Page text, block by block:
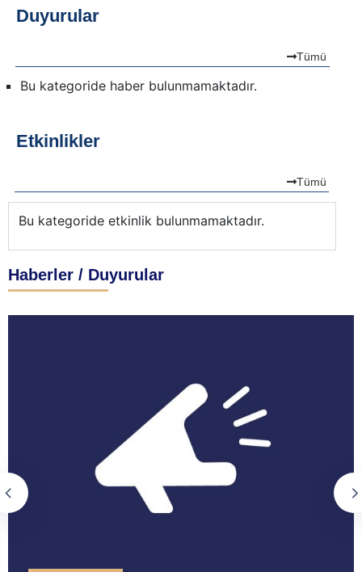
Duyurular
Tümü
Bu kategoride haber bulunmamaktadır.
Etkinlikler
Tümü
Bu kategoride etkinlik bulunmamaktadır.
Haberler / Duyurular